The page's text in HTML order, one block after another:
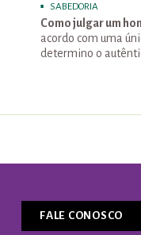
SABEDORIA
Como julgar um
acordo com uma
determino o
FALE CONOSCO